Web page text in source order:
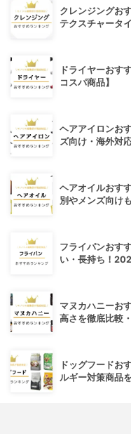
クレンジングお
テクスチャータ
ドライヤーおす
コスパ商品】
ヘアアイロンお
ズ向け・海外対
ヘアオイルおす
別やメンズ向けも
フライパンおす
い・長持ち！
マヌカハニーお
高さを徹底比較
ドッグフードお
ルギー対策商品